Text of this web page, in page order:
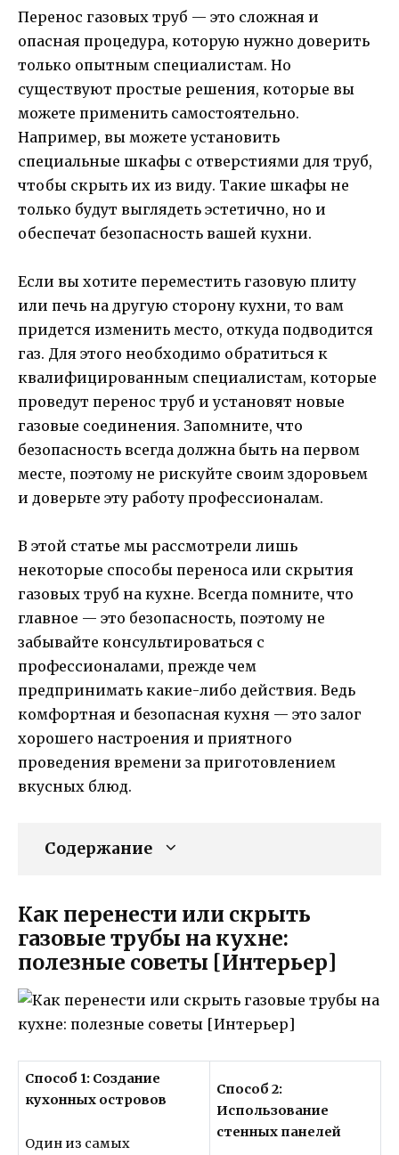
Перенос газовых труб — это сложная и
опасная процедура, которую нужно доверить
только опытным специалистам. Но
существуют простые решения, которые вы
можете применить самостоятельно.
Например, вы можете установить
специальные шкафы с отверстиями для труб,
чтобы скрыть их из виду. Такие шкафы не
только будут выглядеть эстетично, но и
обеспечат безопасность вашей кухни.
Если вы хотите переместить газовую плиту
или печь на другую сторону кухни, то вам
придется изменить место, откуда подводится
газ. Для этого необходимо обратиться к
квалифицированным специалистам, которые
проведут перенос труб и установят новые
газовые соединения. Запомните, что
безопасность всегда должна быть на первом
месте, поэтому не рискуйте своим здоровьем
и доверьте эту работу профессионалам.
В этой статье мы рассмотрели лишь
некоторые способы переноса или скрытия
газовых труб на кухне. Всегда помните, что
главное — это безопасность, поэтому не
забывайте консультироваться с
профессионалами, прежде чем
предпринимать какие-либо действия. Ведь
комфортная и безопасная кухня — это залог
хорошего настроения и приятного
проведения времени за приготовлением
вкусных блюд.
Содержание
Как перенести или скрыть
газовые трубы на кухне:
полезные советы [Интерьер]
Способ 1: Создание
кухонных островов
Один из самых
Способ 2:
Использование
стенных панелей